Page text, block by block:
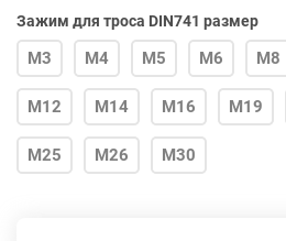
Зажим для троса DIN741 размер
М3 М4 М5 М6 М8
М12 М14 М16 М19
М25 М26 М30